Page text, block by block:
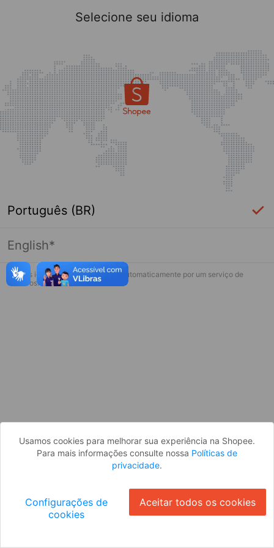
Página indisponível
Desculpe, algo deu errado. Faça login
Selecione seu idioma
Português (BR)
English*
* Esses idiomas serão traduzidos automaticamente por um serviço de
terceiros.
Usamos cookies para melhorar sua experiência na Shopee.
Para mais informações consulte nossa Políticas de
privacidade.
Configurações de
cookies
Aceitar todos os cookies